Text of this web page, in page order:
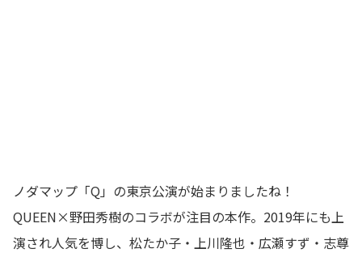
ノダマップ「Q」の東京公演が始まりましたね！
QUEEN×野田秀樹のコラボが注目の本作。2019年にも上
演され人気を博し、松たか子・上川隆也・広瀬すず・志尊